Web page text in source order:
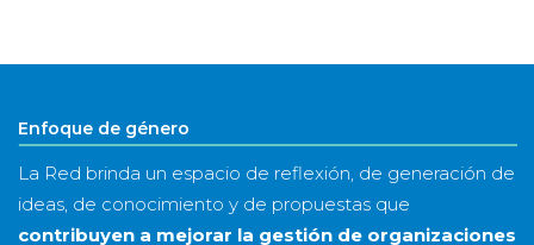
año
Enfoque de género
La Red brinda un espacio de reflexión, de generación de
ideas, de conocimiento y de propuestas que
contribuyen a mejorar la gestión de organizaciones